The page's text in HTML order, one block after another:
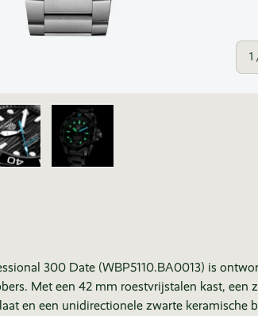
1
300 Date (WBP5110.BA0013) is
Met een 42 mm roestvrijstalen kast, een
en een unidirectionele zwarte keramische